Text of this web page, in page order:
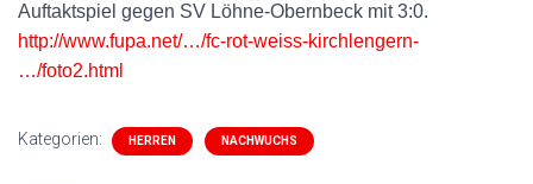
Auftaktspiel gegen SV Löhne-Obernbeck mit 3:0.
http://www.fupa.net/…/fc-rot-weiss-kirchlengern-
…/foto2.html
Kategorien: HERREN NACHWUCHS